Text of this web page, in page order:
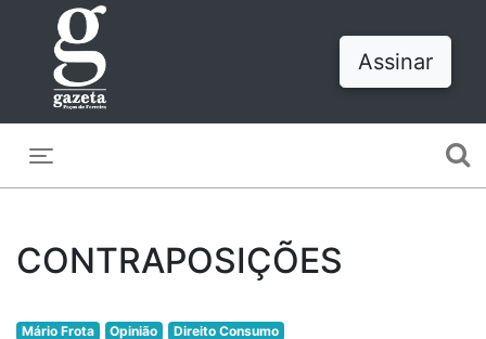
Assinar
CONTRAPOSIÇÕES
Mário Frota Opinião Direito Consumo